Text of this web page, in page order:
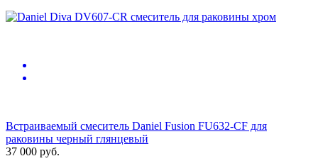
Встраиваемый смеситель Daniel Fusion FU632-CF для
раковины черный глянцевый
37 000 руб.